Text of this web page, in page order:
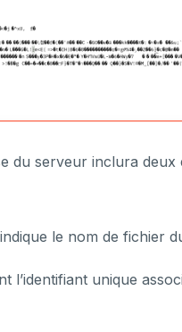
du serveur inclura deux
le nom de fichier
l’identifiant unique